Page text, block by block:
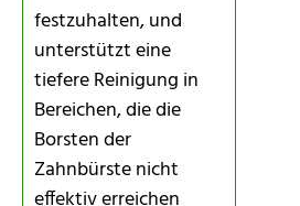
festzuhalten, und
unterstützt eine
tiefere Reinigung in
Bereichen, die die
Borsten der
Zahnbürste nicht